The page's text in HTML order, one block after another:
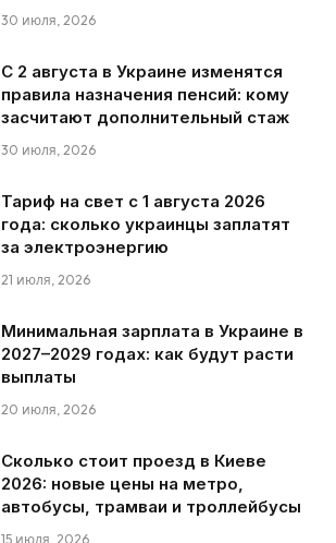
30 июля, 2026
С 2 августа в Украине изменятся
правила назначения пенсий: кому
засчитают дополнительный стаж
30 июля, 2026
Тариф на свет с 1 августа 2026
года: сколько украинцы заплатят
за электроэнергию
21 июля, 2026
Минимальная зарплата в Украине в
2027–2029 годах: как будут расти
выплаты
20 июля, 2026
Сколько стоит проезд в Киеве
2026: новые цены на метро,
автобусы, трамваи и троллейбусы
15 июля, 2026